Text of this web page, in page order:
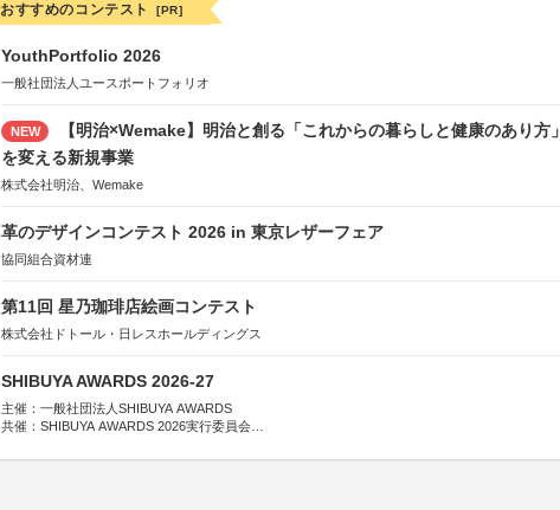
おすすめのコンテスト [PR]
YouthPortfolio 2026
一般社団法人ユースポートフォリオ
NEW
【明治×Wemake】明治と創る「これからの暮らしと健康のあり方」
を変える新規事業
株式会社明治、Wemake
革のデザインコンテスト 2026 in 東京レザーフェア
協同組合資材連
第11回 星乃珈琲店絵画コンテスト
株式会社ドトール・日レスホールディングス
SHIBUYA AWARDS 2026-27
主催：一般社団法人SHIBUYA AWARDS
共催：SHIBUYA AWARDS 2026実行委員会